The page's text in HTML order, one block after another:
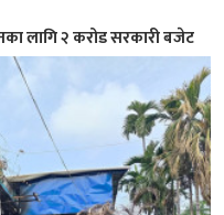
लागि २ करोड सरकारी बजेट